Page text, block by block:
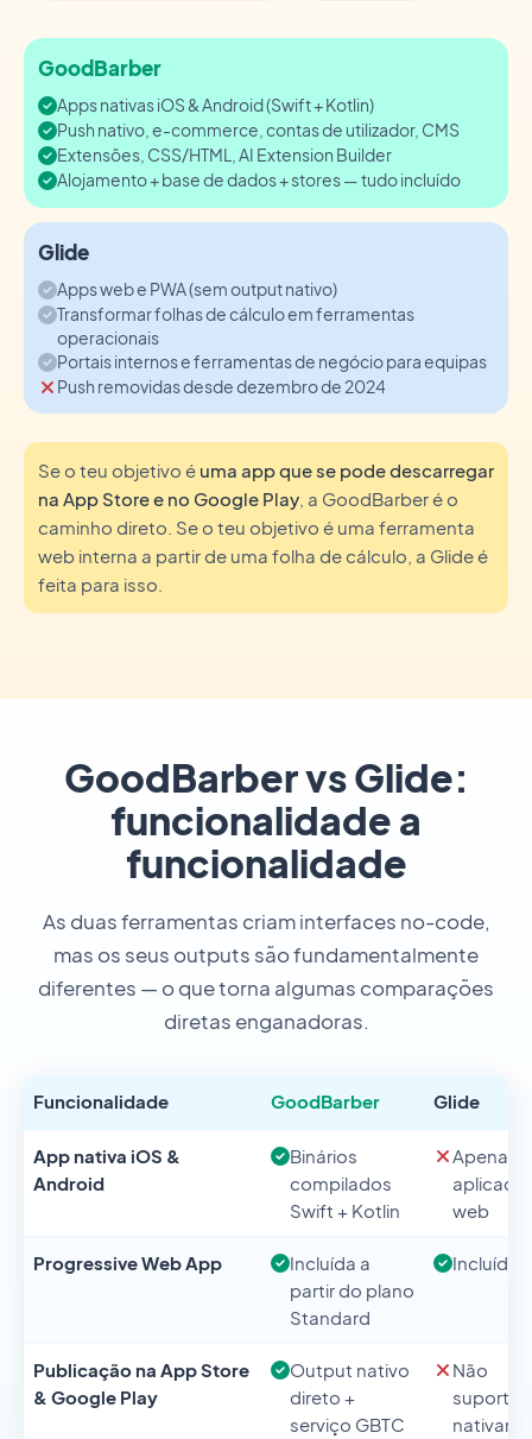
GoodBarber
Apps nativas iOS & Android (Swift + Kotlin)
Push nativo, e-commerce, contas de utilizador, CMS
Extensões, CSS/HTML, AI Extension Builder
Alojamento + base de dados + stores — tudo incluído
Glide
Apps web e PWA (sem output nativo)
Transformar folhas de cálculo em ferramentas
operacionais
Portais internos e ferramentas de negócio para equipas
Push removidas desde dezembro de 2024
Se o teu objetivo é uma app que se pode descarregar
na App Store e no Google Play , a GoodBarber é o
caminho direto. Se o teu objetivo é uma ferramenta
web interna a partir de uma folha de cálculo, a Glide é
feita para isso.
GoodBarber vs Glide:
funcionalidade a
funcionalidade
As duas ferramentas criam interfaces no-code,
mas os seus outputs são fundamentalmente
diferentes — o que torna algumas comparações
diretas enganadoras.
Funcionalidade GoodBarber Glide
App nativa iOS &
Android
Binários
compilados
Swift + Kotlin
Apenas
web
Progressive Web App
Incluída a
partir do plano
Standard
Incluída
Publicação na App Store
& Google Play
Output nativo
direto +
serviço GBTC
Não